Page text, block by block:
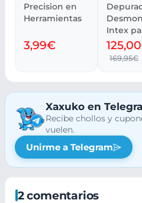
Precision en
Herramientas
3,99€
Intex
Piscina
169,95€
Xaxuko en
Recibe chollos y
vuelen.
Unirme a Telegram
2 comentarios